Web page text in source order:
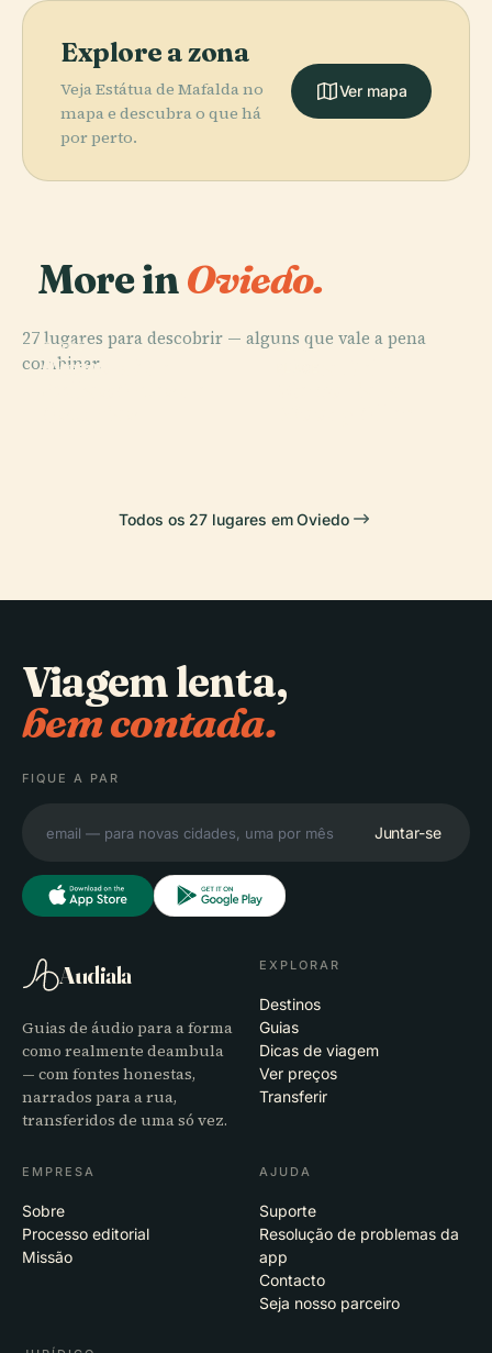
Explore a zona
Veja Estátua de Mafalda no
mapa e descubra o que há
por perto.
Ver mapa
More inOviedo.
27 lugares para descobrir — alguns que vale a pena
combinar.
PLACE
Catedral de
PLACE
PLACE
Museo de
Todos os 27 lugares em Oviedo
Viagem lenta,
bem contada.
FIQUE A PAR
Juntar-se
Audiala
Guias de áudio para a forma
como realmente deambula
— com fontes honestas,
narrados para a rua,
transferidos de uma só vez.
EXPLORAR
Destinos
Guias
Dicas de viagem
Ver preços
Transferir
EMPRESA
Sobre
Processo editorial
Missão
AJUDA
Suporte
Resolução de problemas da
app
Contacto
Seja nosso parceiro